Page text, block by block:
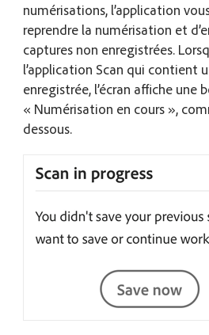
numérisations, l’application
reprendre la numérisation et
captures non enregistrées.
l’application Scan qui contient
enregistrée, l’écran affiche une
« Numérisation en cours »,
dessous.